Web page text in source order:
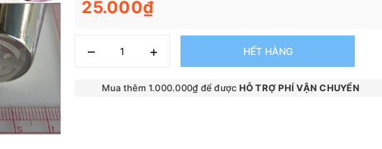
25.000₫
– + HẾT HÀNG
Mua thêm 1.000.000₫ để được HỖ TRỢ PHÍ VẬN CHUYỂN